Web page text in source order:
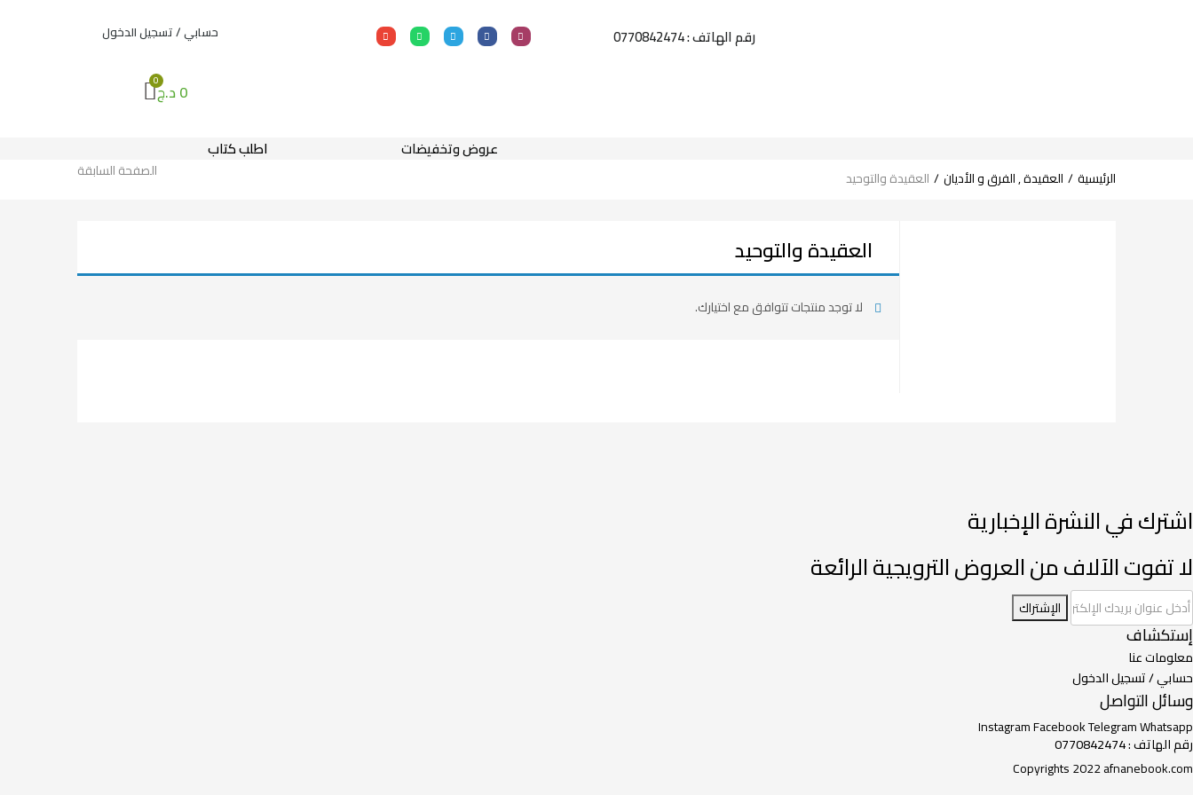
رقم الهاتف : 0770842474 حسابي / تسجيل الدخول
0د.ج
عروض وتخفيضات اطلب كتاب
الرئيسية العقيدة , الفرق و الأديان العقيدة والتوحيد الصفحة السابقة
العقيدة والتوحيد
لا توجد منتجات تتوافق مع اختيارك.
اشترك في النشرة الإخبارية
لا تفوت الآلاف من العروض الترويجية الرائعة
الإشتراك
إستكشاف
معلومات عنا
حسابي / تسجيل الدخول
وسائل التواصل
InstagramFacebookTelegramWhatsapp
رقم الهاتف : 0770842474
Copyrights 2022 afnanebook.com